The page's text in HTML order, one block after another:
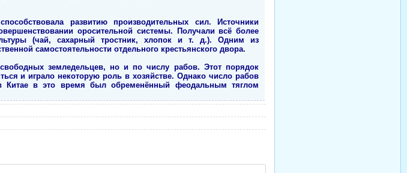
развитию производительных сил. Источники
оросительной системы. Получали всё более
(чай, сахарный тростник, хлопок и т. д.). Одним из
самостоятельности отдельного крестьянского двора.
земледельцев, но и по числу рабов. Этот порядок
и играло некоторую роль в хозяйстве. Однако число рабов
в это время был обременённый феодальным тяглом